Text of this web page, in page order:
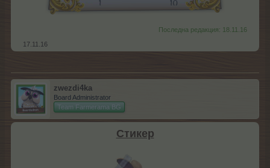
Последна редакция: 18.11.16
17.11.16
zwezdi4ka
Board Administrator
Team Farmerama BG
Стикер